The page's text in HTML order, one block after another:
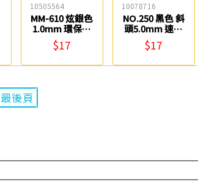
10505564
MM-610 炫銀色
1.0mm 環保金
$17
10078716
NO.250 黑色 斜
頭5.0mm 速乾
奇異嘜克筆 雄
獅
$17
最後頁